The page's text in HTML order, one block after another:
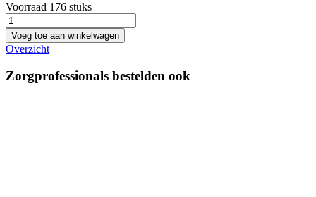
Voorraad 176 stuks
Voeg toe aan winkelwagen
Overzicht
Zorgprofessionals bestelden ook